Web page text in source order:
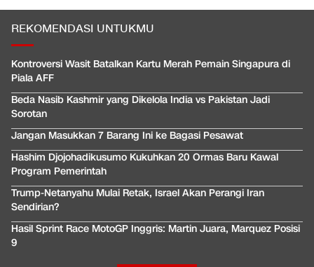
REKOMENDASI UNTUKMU
Kontroversi Wasit Batalkan Kartu Merah Pemain Singapura di
Piala AFF
Beda Nasib Kashmir yang Dikelola India vs Pakistan Jadi
Sorotan
Jangan Masukkan 7 Barang Ini ke Bagasi Pesawat
Hashim Djojohadikusumo Kukuhkan 20 Ormas Baru Kawal
Program Pemerintah
Trump-Netanyahu Mulai Retak, Israel Akan Perangi Iran
Sendirian?
Hasil Sprint Race MotoGP Inggris: Martin Juara, Marquez Posisi
9